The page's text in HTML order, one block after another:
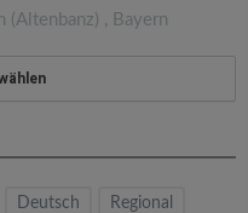
(Altenbanz) , Bayern
Deutsch Regional